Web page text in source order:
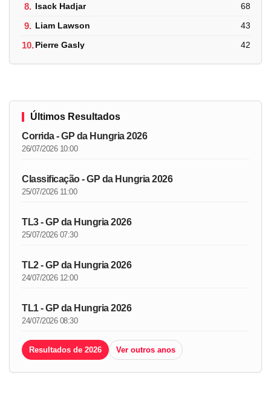
8. Isack Hadjar 68
9. Liam Lawson 43
10.Pierre Gasly 42
Últimos Resultados
Corrida - GP da Hungria 2026
26/07/2026 10:00
Classificação - GP da Hungria 2026
25/07/2026 11:00
TL3 - GP da Hungria 2026
25/07/2026 07:30
TL2 - GP da Hungria 2026
24/07/2026 12:00
TL1 - GP da Hungria 2026
24/07/2026 08:30
Resultados de 2026 Ver outros anos